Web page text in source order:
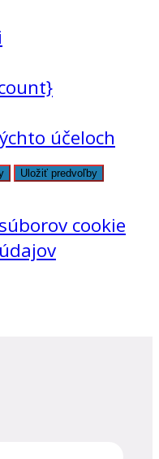
účeloch
Uložiť predvoľby
cookie